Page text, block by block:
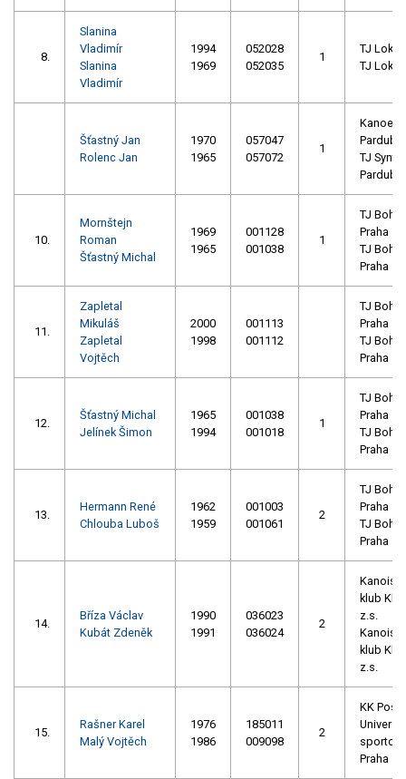
8.
Slanina
Vladimír
Slanina
Vladimír
1994
1969
052028
052035
1
TJ Loko
TJ Loko
Šťastný Jan
Rolenc Jan
1970
1965
057047
057072
1
Kanoe
TJ
10.
Mornštejn
Roman
Šťastný Michal
1969
1965
001128
001038
1
TJ
Praha
TJ
Praha
11.
Zapletal
Mikuláš
Zapletal
Vojtěch
2000
1998
001113
001112
TJ
Praha
TJ
Praha
12.
Šťastný Michal
Jelínek Šimon
1965
1994
001038
001018
1
TJ
Praha
TJ
Praha
13.
Hermann René
Chlouba Luboš
1962
1959
001003
001061
2
TJ
Praha
TJ
Praha
14.
Bříza Václav
Kubát Zdeněk
1990
1991
036023
036024
2
klub
z.s.
klub
z.s.
15.
Rašner Karel
Malý Vojtěch
1976
1986
185011
009098
2
KK
Praha